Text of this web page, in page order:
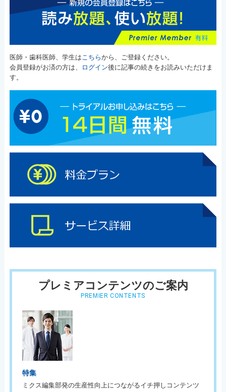
医師・歯科医師、学生はこちらから、ご登録ください。
会員登録がお済の方は、
ログイン後に記事の続きをお読みいただけま
す。
プレミアコンテンツのご案内
PREMIER CONTENTS
特集
ミクス編集部発の生産性向上につながるイチ押しコンテンツ